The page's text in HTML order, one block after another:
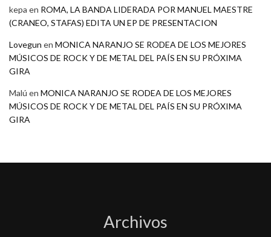
kepa en ROMA, LA BANDA LIDERADA POR MANUEL MAESTRE
(CRANEO, STAFAS) EDITA UN EP DE PRESENTACION
Lovegun en MONICA NARANJO SE RODEA DE LOS MEJORES
MÚSICOS DE ROCK Y DE METAL DEL PAÍS EN SU PRÓXIMA
GIRA
Malú en MONICA NARANJO SE RODEA DE LOS MEJORES
MÚSICOS DE ROCK Y DE METAL DEL PAÍS EN SU PRÓXIMA
GIRA
Archivos